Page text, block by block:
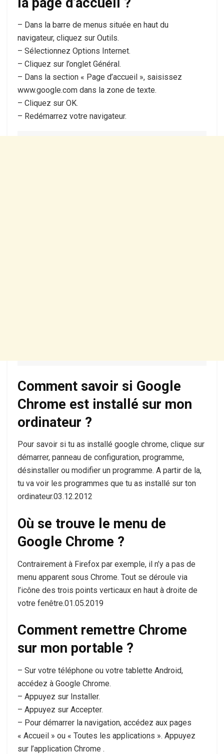
– Dans la barre de menus située en haut du
navigateur, cliquez sur Outils.
– Sélectionnez Options Internet.
– Cliquez sur l’onglet Général.
– Dans la section « Page d’accueil », saisissez
www.google.com dans la zone de texte.
– Cliquez sur OK.
– Redémarrez votre navigateur.
Comment savoir si Google
Chrome est installé sur mon
ordinateur ?
Pour savoir si tu as installé google chrome, clique sur
démarrer, panneau de configuration, programme,
désinstaller ou modifier un programme. A partir de la,
tu va voir les programmes que tu as installé sur ton
ordinateur.03.12.2012
Où se trouve le menu de
Google Chrome ?
Contrairement à Firefox par exemple, il n’y a pas de
menu apparent sous Chrome. Tout se déroule via
l’icône des trois points verticaux en haut à droite de
votre fenêtre.01.05.2019
Comment remettre Chrome
sur mon portable ?
– Sur votre téléphone ou votre tablette Android,
accédez à Google Chrome.
– Appuyez sur Installer.
– Appuyez sur Accepter.
– Pour démarrer la navigation, accédez aux pages
« Accueil » ou « Toutes les applications ». Appuyez
sur l’application Chrome .